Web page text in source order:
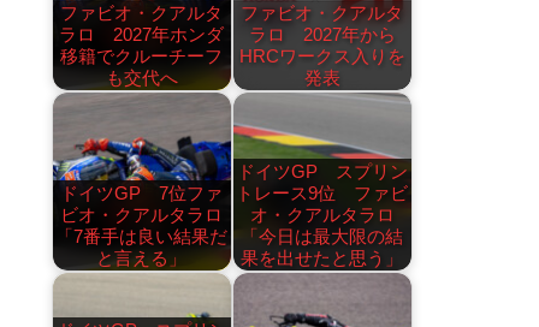
ファビオ・クアルタ
ラロ 2027年ホンダ
移籍でクルーチーフ
も交代へ
ファビオ・クアルタ
ラロ 2027年から
HRCワークス入りを
発表
ドイツGP 7位ファ
ビオ・クアルタラロ
「7番手は良い結果だ
と言える」
ドイツGP スプリン
トレース9位 ファビ
オ・クアルタラロ
「今日は最大限の結
果を出せたと思う」